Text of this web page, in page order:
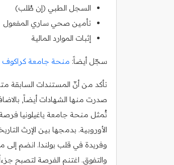
السجل الطبي (إن طُلب)
تأمين صحي ساري المفعول
إثبات الموارد المالية
سجّل أيضاً: منحة جامعة كراكوف
تأكد من أنّ المستندات السابقة
صدرت منها الشهادات أيضاً,
تُمثل منحة جامعة ياغيلونيا
الأوروبية. بدمجها بين الإرث
وفريدة في قلب بولندا. انضم إلى
والتفوق. اغتنم الفرصة لتصبح